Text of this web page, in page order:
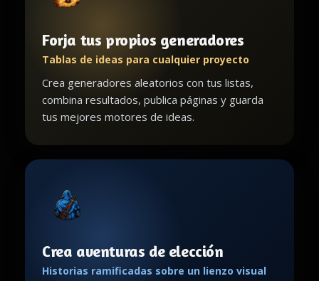
Forja tus propios generadores
Tablas de ideas para cualquier proyecto
Crea generadores aleatorios con tus listas,
combina resultados, publica páginas y guarda
tus mejores motores de ideas.
Crea aventuras de elección
Historias ramificadas sobre un lienzo visual